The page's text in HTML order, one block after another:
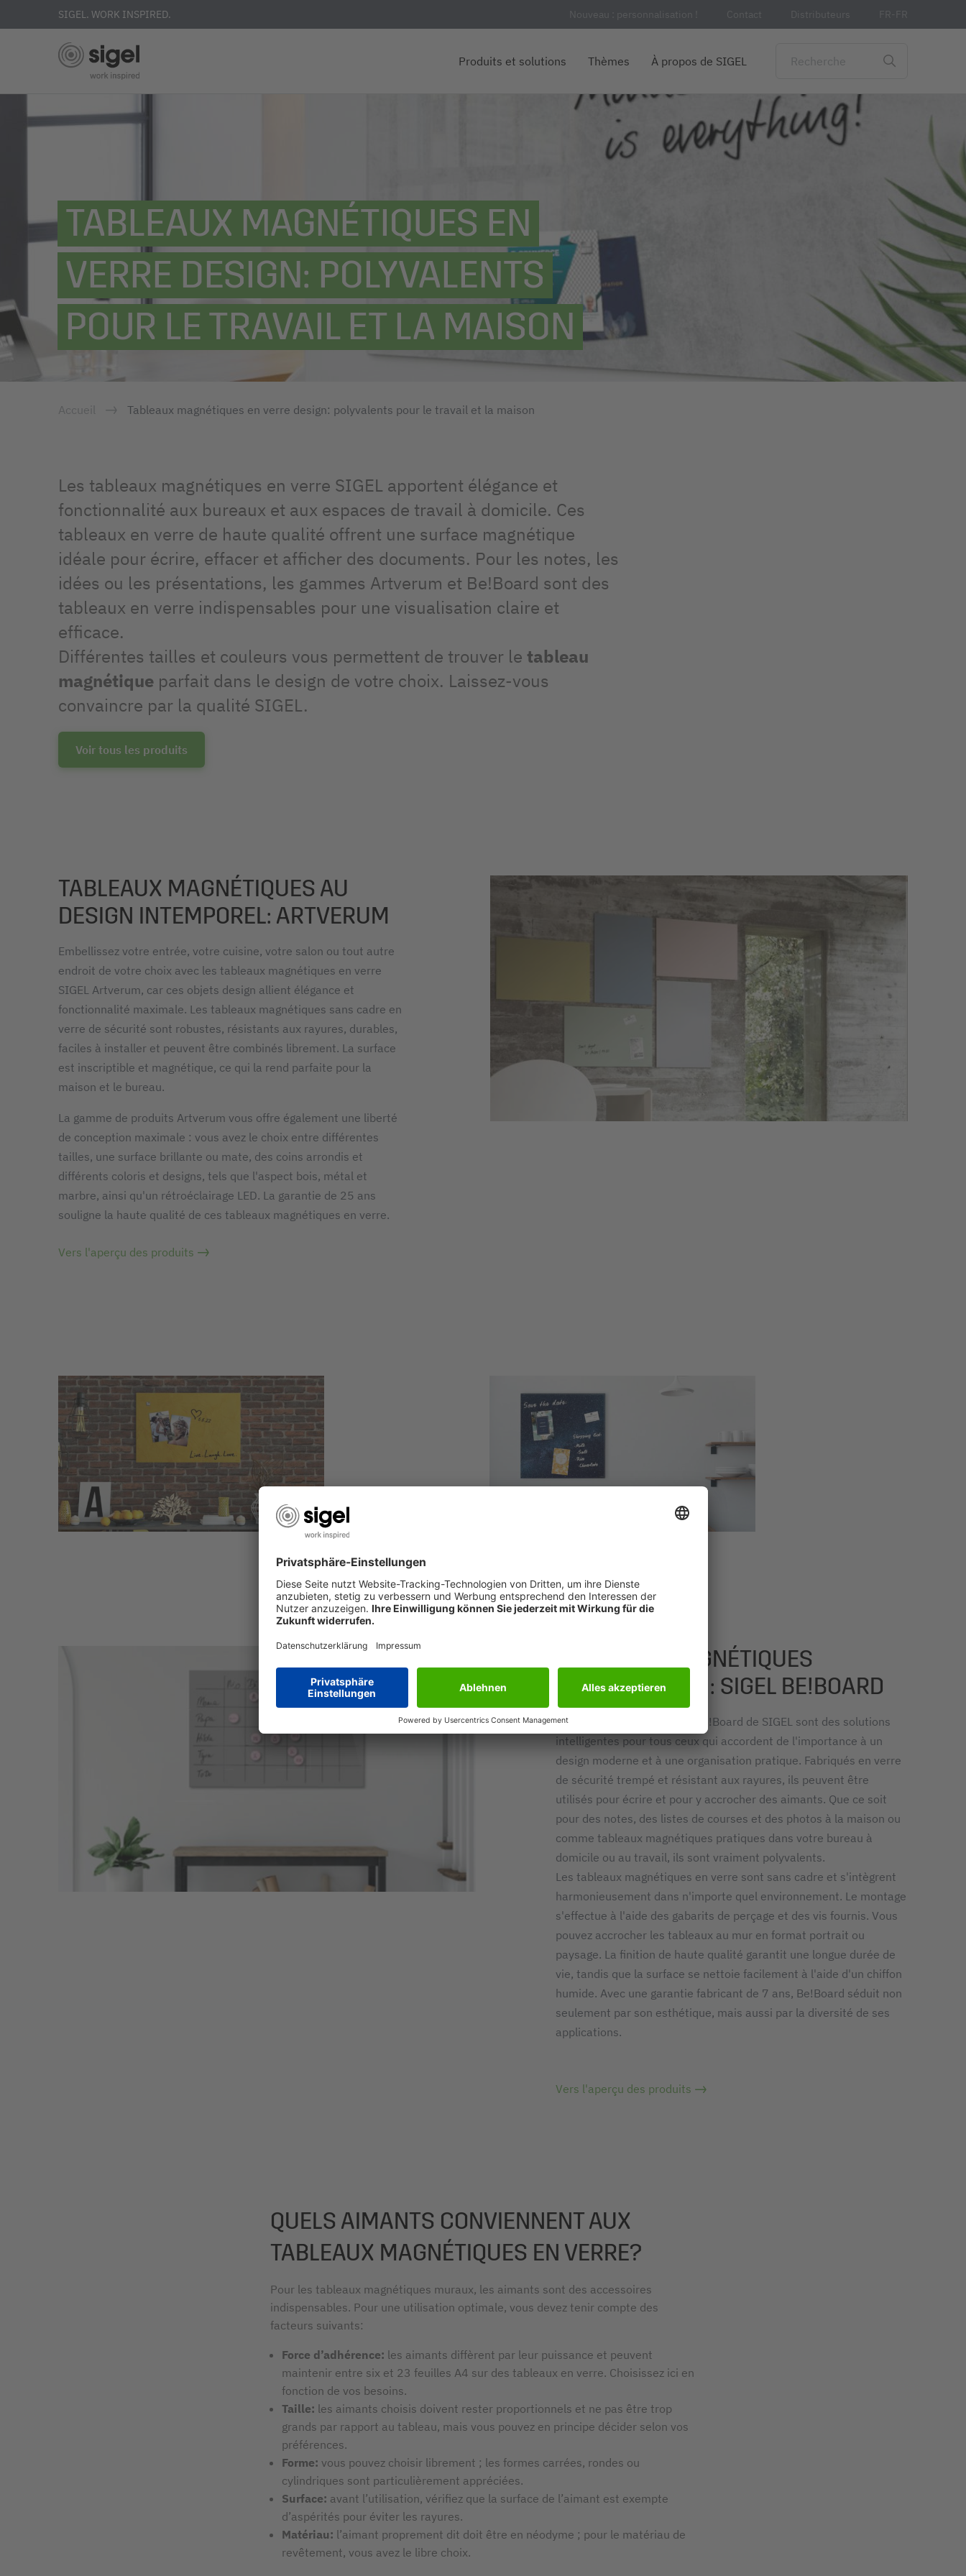
SIGEL. WORK INSPIRED. Nouveau : personnalisation ! Contact Distributeurs FR-FR
Produits et solutions Thèmes À propos de SIGEL
TABLEAUX MAGNÉTIQUES EN
VERRE DESIGN: POLYVALENTS
POUR LE TRAVAIL ET LA MAISON
Accueil Tableaux magnétiques en verre design: polyvalents pour le travail et la maison
Les tableaux magnétiques en verre SIGEL apportent élégance et
fonctionnalité aux bureaux et aux espaces de travail à domicile. Ces
tableaux en verre de haute qualité offrent une surface magnétique
idéale pour écrire, effacer et afficher des documents. Pour les notes, les
idées ou les présentations, les gammes Artverum et Be!Board sont des
tableaux en verre indispensables pour une visualisation claire et
efficace.
Différentes tailles et couleurs vous permettent de trouver le tableau
magnétique parfait dans le design de votre choix. Laissez-vous
convaincre par la qualité SIGEL.
Voir tous les produits
TABLEAUX MAGNÉTIQUES AU
DESIGN INTEMPOREL: ARTVERUM
Embellissez votre entrée, votre cuisine, votre salon ou tout autre
endroit de votre choix avec les tableaux magnétiques en verre
SIGEL Artverum, car ces objets design allient élégance et
fonctionnalité maximale. Les tableaux magnétiques sans cadre en
verre de sécurité sont robustes, résistants aux rayures, durables,
faciles à installer et peuvent être combinés librement. La surface
est inscriptible et magnétique, ce qui la rend parfaite pour la
maison et le bureau.
La gamme de produits Artverum vous offre également une liberté
de conception maximale : vous avez le choix entre différentes
tailles, une surface brillante ou mate, des coins arrondis et
différents coloris et designs, tels que l'aspect bois, métal et
marbre, ainsi qu'un rétroéclairage LED. La garantie de 25 ans
souligne la haute qualité de ces tableaux magnétiques en verre.
Vers l'aperçu des produits
TABLEAUX MAGNÉTIQUES
INSCRIPTIBLES : SIGEL BE!BOARD
Les tableaux magnétiques Be!Board de SIGEL sont des solutions
intelligentes pour tous ceux qui accordent de l'importance à un
design moderne et à une organisation pratique. Fabriqués en verre
de sécurité trempé et résistant aux rayures, ils peuvent être
utilisés pour écrire et pour y accrocher des aimants. Que ce soit
pour des notes, des listes de courses et des photos à la maison ou
comme tableaux magnétiques pratiques dans votre bureau à
domicile ou au travail, ils sont vraiment polyvalents.
Les tableaux magnétiques en verre sont sans cadre et s'intègrent
harmonieusement dans n'importe quel environnement. Le montage
s'effectue à l'aide des gabarits de perçage et des vis fournis. Vous
pouvez accrocher les tableaux au mur en format portrait ou
paysage. La finition de haute qualité garantit une longue durée de
vie, tandis que la surface se nettoie facilement à l'aide d'un chiffon
humide. Avec une garantie fabricant de 7 ans, Be!Board séduit non
seulement par son esthétique, mais aussi par la diversité de ses
applications.
Vers l'aperçu des produits
QUELS AIMANTS CONVIENNENT AUX
TABLEAUX MAGNÉTIQUES EN VERRE?
Pour les tableaux magnétiques muraux, les aimants sont des accessoires
indispensables. Pour une utilisation optimale, vous devez tenir compte des
facteurs suivants:
Force d’adhérence: les aimants diffèrent par leur puissance et peuvent
maintenir entre six et 23 feuilles A4 sur des tableaux en verre. Choisissez ici en
fonction de vos besoins.
Taille: les aimants choisis doivent rester proportionnels et ne pas être trop
grands par rapport au tableau, mais vous pouvez en principe décider selon vos
préférences.
Forme: vous pouvez choisir librement ; les formes carrées, rondes ou
cylindriques sont particulièrement appréciées.
Surface: avant l’utilisation, vérifiez que la surface de l’aimant est exempte
d’aspérités pour éviter les rayures.
Matériau: l’aimant proprement dit doit être en néodyme ; pour le matériau de
revêtement, vous avez le libre choix.